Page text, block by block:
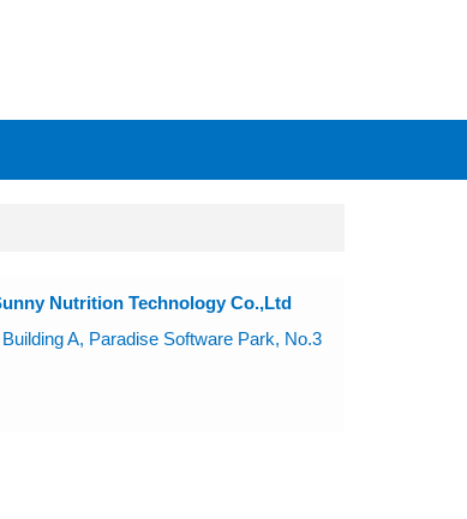
Nutrition Technology Co.,Ltd
A, Paradise Software Park, No.3